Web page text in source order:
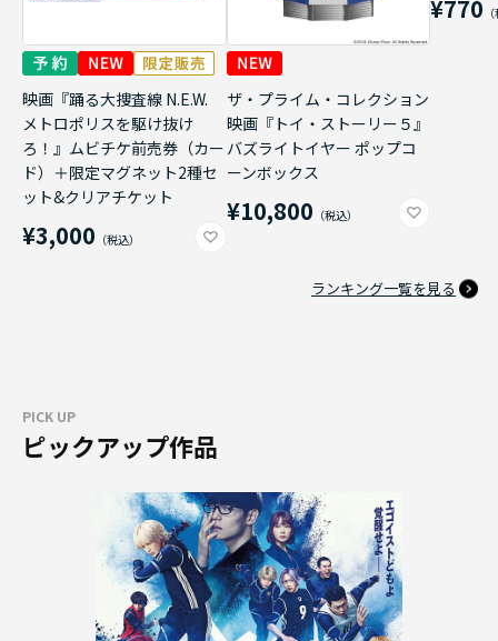
映画『踊る大捜査線 N.E.W.
メトロポリスを駆け抜け
ろ！』ムビチケ前売券（カー
ド）＋限定マグネット2種セ
ット&クリアチケット
¥3,000
ザ・プライム・コレクション
映画『トイ・ストーリー５』
バズライトイヤー ポップコ
ーンボックス
¥10,800
¥770
ランキング一覧を見る
PICK UP
ピックアップ作品